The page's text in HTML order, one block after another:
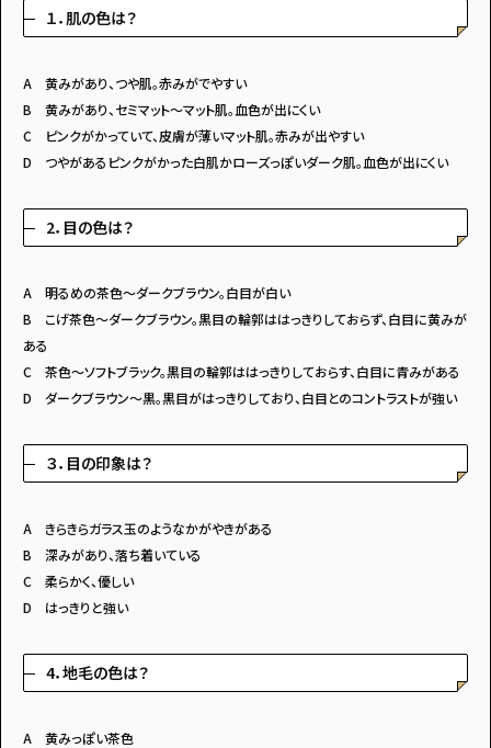
１．肌の色は？
A 黄みがあり、つや肌。赤みがでやすい
B 黄みがあり、セミマット～マット肌。血色が出にくい
C ピンクがかっていて、皮膚が薄いマット肌。赤みが出やすい
D つやがあるピンクがかった白肌かローズっぽいダーク肌。血色が出にくい
2．目の色は？
A 明るめの茶色～ダークブラウン。白目が白い
B こげ茶色～ダークブラウン。黒目の輪郭ははっきりしておらず、白目に黄みが
ある
C 茶色～ソフトブラック。黒目の輪郭ははっきりしておらす、白目に青みがある
D ダークブラウン～黒。黒目がはっきりしており、白目とのコントラストが強い
３．目の印象は？
A きらきらガラス玉のようなかがやきがある
B 深みがあり、落ち着いている
C 柔らかく、優しい
D はっきりと強い
4．地毛の色は？
A 黄みっぽい茶色